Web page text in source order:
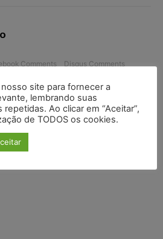
Comments Disqus Comments
site para fornecer a
lembrando suas
Ao clicar em “Aceitar”,
de TODOS os cookies.